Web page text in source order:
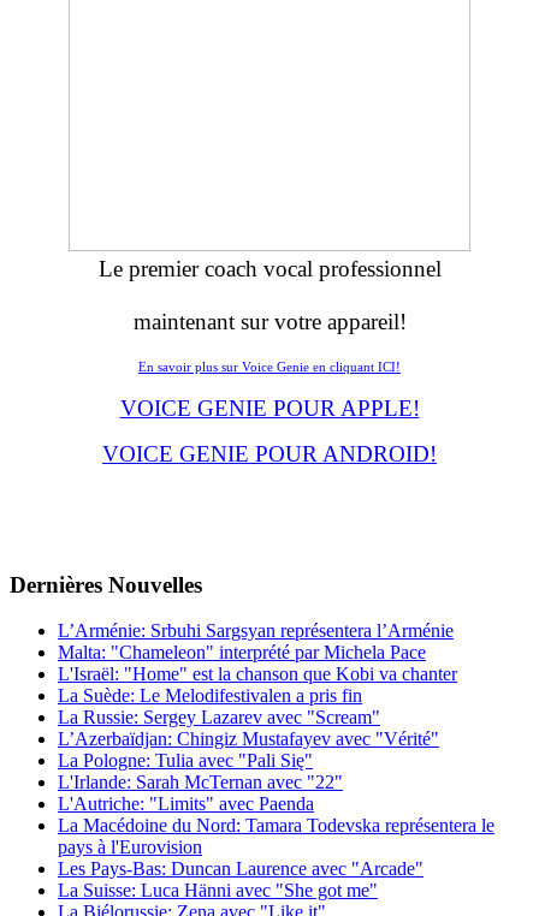
Le premier coach vocal professionnel
maintenant sur votre appareil!
En savoir plus sur Voice Genie en cliquant ICI!
VOICE GENIE POUR APPLE!
VOICE GENIE POUR ANDROID!
Dernières Νouvelles
L’Arménie: Srbuhi Sargsyan représentera l’Arménie
Malta: "Chameleon" interprété par Michela Pace
L'Israël: "Home" est la chanson que Kobi va chanter
La Suède: Le Melodifestivalen a pris fin
La Russie: Sergey Lazarev avec "Scream"
L’Azerbaïdjan: Chingiz Mustafayev avec "Vérité"
La Pologne: Tulia avec "Pali Się"
L'Irlande: Sarah McTernan avec "22"
L'Autriche: "Limits" avec Paenda
La Macédoine du Nord: Tamara Todevska représentera le
pays à l'Eurovision
Les Pays-Bas: Duncan Laurence avec "Arcade"
La Suisse: Luca Hänni avec "She got me"